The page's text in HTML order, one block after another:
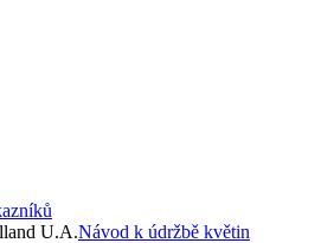
U.A.Návod k údržbě květin